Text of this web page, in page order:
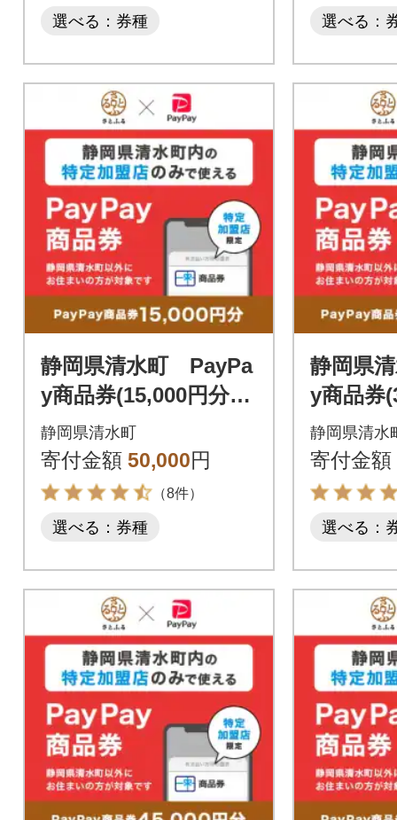
選べる：券種 選べる：
静岡県清水町 PayPa
y商品券(15,000円分)
※地域内の一部の加盟
店のみで利用可
静岡県清水町
寄付金額 50,000円
（8件）
選べる：券種
静岡県
y商品券
※地域内
店のみ
静岡県清水
寄付金額
選べる：